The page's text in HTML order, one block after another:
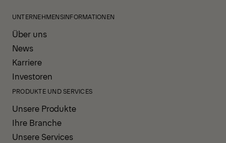
UNTERNEHMENSINFORMATIONEN
Über uns
News
Karriere
Investoren
PRODUKTE UND SERVICES
Unsere Produkte
Ihre Branche
Unsere Services